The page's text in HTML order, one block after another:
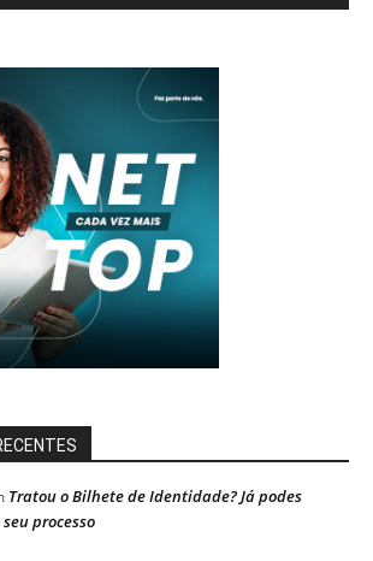
Tratou o Bilhete de Identidade? Já podes
processo